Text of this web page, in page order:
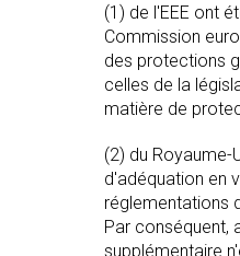
(1) de l'EEE ont
Commission
des protections
celles de la
matière de
(2) du Royaume-
d'adéquation en
réglementations
Par conséquent,
supplémentaire